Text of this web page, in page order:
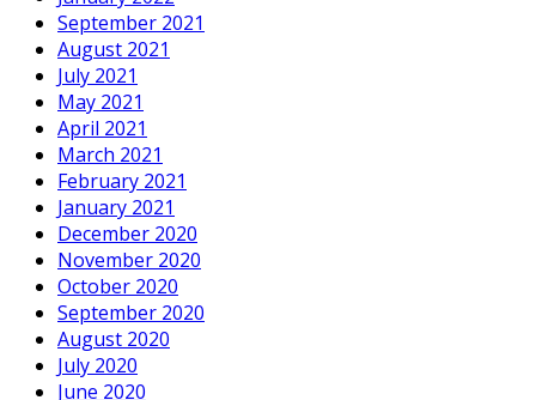
September 2021
August 2021
July 2021
May 2021
April 2021
March 2021
February 2021
January 2021
December 2020
November 2020
October 2020
September 2020
August 2020
July 2020
June 2020